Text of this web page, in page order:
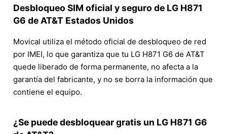
Desbloqueo SIM oficial y seguro de LG H871
G6 de AT&T Estados Unidos
Movical utiliza el método oficial de desbloqueo de red
por IMEI, lo que garantiza que tu LG H871 G6 de AT&T
quede liberado de forma permanente, no afecta a la
garantía del fabricante, y no se borra la información que
contiene el equipo.
¿Se puede desbloquear gratis un LG H871 G6